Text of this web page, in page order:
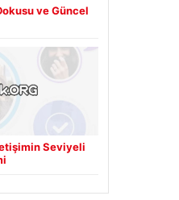
ve Güncel
Seviyeli